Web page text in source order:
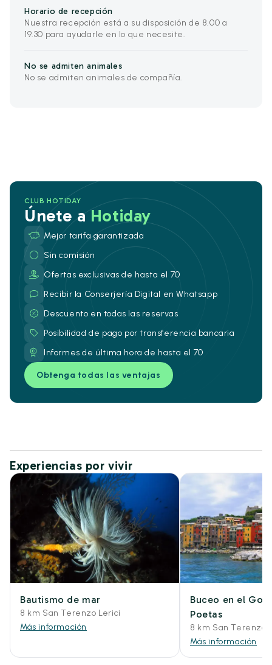
Horario de recepción
Nuestra recepción está a su disposición de 8.00 a
19.30 para ayudarle en lo que necesite.
No se admiten animales
No se admiten animales de compañía.
CLUB HOTIDAY
Únete aHotiday
Mejor tarifa garantizada
Sin comisión
Ofertas exclusivas de hasta el 70
Recibir la Conserjería Digital en Whatsapp
Descuento en todas las reservas
Posibilidad de pago por transferencia bancaria
Informes de última hora de hasta el 70
Obtenga todas las ventajas
Experiencias por vivir
Bautismo de mar
8 km San Terenzo Lerici
Más información
Buceo en el
Poetas
8 km San Terenzo
Más información